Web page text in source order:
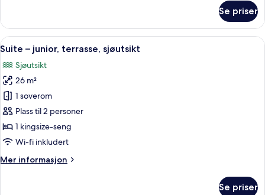
–
signature
Se priser
Åpne
alle
bildene
av
Suite
–
junior,
terrasse,
Suite – junior, terrasse, sjøutsikt | 1
27
Suite – junior, terrasse, sjøutsikt
Sjøutsikt
26 m²
1 soverom
Plass til 2 personer
1 kingsize-seng
Wi-fi inkludert
Mer informasjon
Mer
Se priser